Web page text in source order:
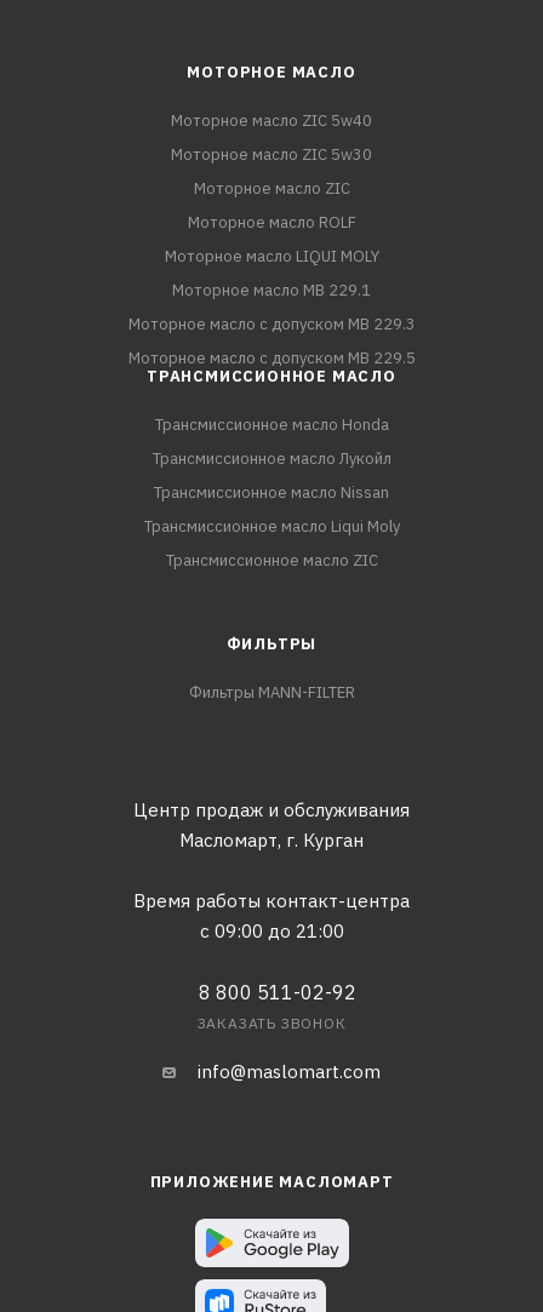
МОТОРНОЕ МАСЛО
Моторное масло ZIC 5w40
Моторное масло ZIC 5w30
Моторное масло ZIC
Моторное масло ROLF
Моторное масло LIQUI MOLY
Моторное масло MB 229.1
Моторное масло с допуском MB 229.3
Моторное масло с допуском MB 229.5
ТРАНСМИССИОННОЕ МАСЛО
Трансмиссионное масло Honda
Трансмиссионное масло Лукойл
Трансмиссионное масло Nissan
Трансмиссионное масло Liqui Moly
Трансмиссионное масло ZIC
ФИЛЬТРЫ
Фильтры MANN-FILTER
Центр продаж и обслуживания
Масломарт, г. Курган
Время работы контакт-центра
с 09:00 до 21:00
8 800 511-02-92
ЗАКАЗАТЬ ЗВОНОК
info@maslomart.com
ПРИЛОЖЕНИЕ МАСЛОМАРТ